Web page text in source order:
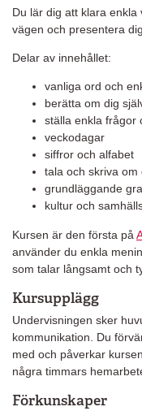
Du lär dig att klara
vägen och presentera dig.
Delar av innehållet:
vanliga ord och
berätta om dig
ställa enkla frågor
veckodagar
siffror och alfabet
tala och skriva om
grundläggande
kultur och
Kursen är den första på
använder du enkla
som talar långsamt och
Kursupplägg
Undervisningen sker
kommunikation. Du
med och påverkar
några timmars
Förkunskaper